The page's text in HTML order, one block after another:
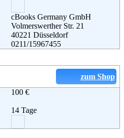
cBooks Germany GmbH
Volmerswerther Str. 21
40221 Düsseldorf
0211/15967455
zum Shop
100 €
14 Tage